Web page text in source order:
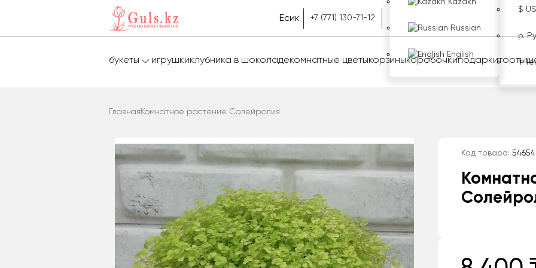
Есик +7 (771) 130-71-12
Kazakh
Russian
English
$
р.
₸
букеты игрушкиклубника в шоколадекомнатные цветыкорзиныкоробочкиподаркиторты
Главная Комнатное растение Солейролия
Код товара: 54654